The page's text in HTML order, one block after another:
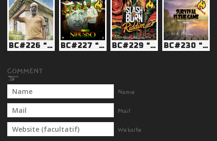
BC#226 “Drain The Swamp” BC#227 “Immortal Combat” BC#229 “Rebel to the last breath” BC#230 “We Only Wanna Live”
Name
Mail
Website